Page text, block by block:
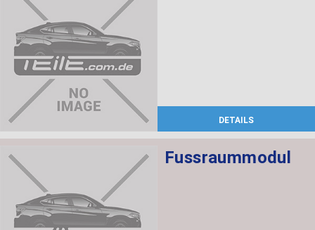
DETAILS
Fussraummodul